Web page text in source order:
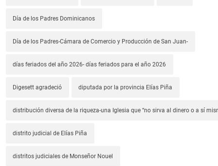
Día de los Padres Dominicanos
Día de los Padres-Cámara de Comercio y Producción de San Juan-
días feriados del año 2026- días feriados para el año 2026
Digesett agradeció diputada por la provincia Elías Piña
distribución diversa de la riqueza-una Iglesia que “no sirva al dinero o a sí
distrito judicial de Elías Piña
distritos judiciales de Monseñor Nouel